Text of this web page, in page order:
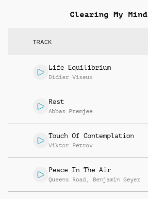
Clearing My Mind
TRACK
Life Equilibrium
Didier Viseux
Rest
Abbas Premjee
Touch Of Contemplation
Viktor Petrov
Peace In The Air
Queens Road , Benjamin Geyer